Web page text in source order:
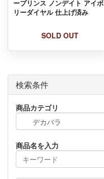
ープリンス ノンデイト アイボ
リーダイヤル 仕上げ済み
SOLD OUT
検索条件
商品カテゴリ
商品名を入力